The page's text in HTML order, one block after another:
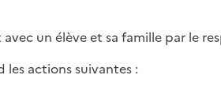
avec un élève et sa famille par le
les actions suivantes :